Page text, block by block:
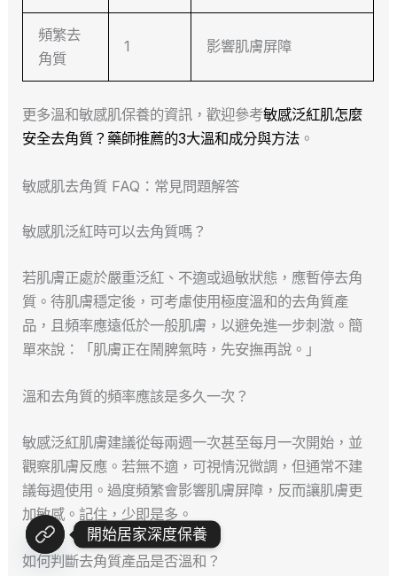
頻繁去
角質
1 影響肌膚屏障
更多溫和敏感肌保養的資訊，歡迎參考敏感泛紅肌怎麼
安全去角質？藥師推薦的3大溫和成分與方法 。
敏感肌去角質 FAQ：常見問題解答
敏感肌泛紅時可以去角質嗎？
若肌膚正處於嚴重泛紅、不適或過敏狀態，應暫停去角
質。待肌膚穩定後，可考慮使用極度溫和的去角質產
品，且頻率應遠低於一般肌膚，以避免進一步刺激。簡
單來說：「肌膚正在鬧脾氣時，先安撫再說。」
溫和去角質的頻率應該是多久一次？
敏感泛紅肌膚建議從每兩週一次甚至每月一次開始，並
觀察肌膚反應。若無不適，可視情況微調，但通常不建
議每週使用。過度頻繁會影響肌膚屏障，反而讓肌膚更
加敏感。記住，少即是多。
如何判斷去角質產品是否溫和？
開始居家深度保養